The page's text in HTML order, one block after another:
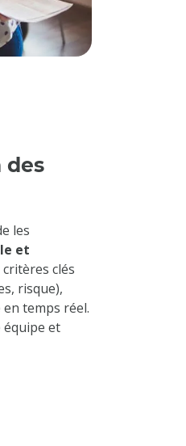
des
les
et
clés
risque),
temps réel.
et